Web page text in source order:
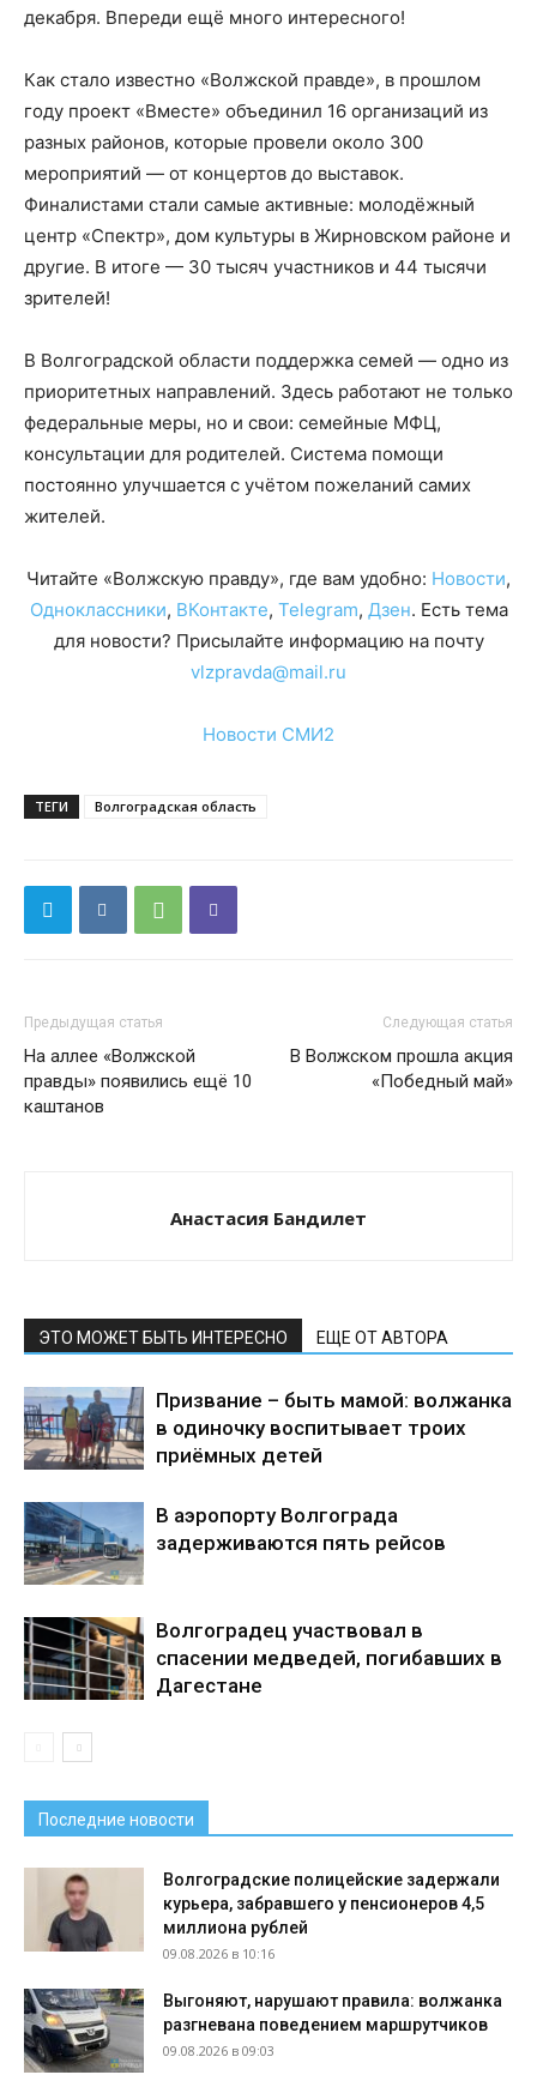
декабря. Впереди ещё много интересного!
Как стало известно «Волжской правде», в прошлом
году проект «Вместе» объединил 16 организаций из
разных районов, которые провели около 300
мероприятий — от концертов до выставок.
Финалистами стали самые активные: молодёжный
центр «Спектр», дом культуры в Жирновском районе и
другие. В итоге — 30 тысяч участников и 44 тысячи
зрителей!
В Волгоградской области поддержка семей — одно из
приоритетных направлений. Здесь работают не только
федеральные меры, но и свои: семейные МФЦ,
консультации для родителей. Система помощи
постоянно улучшается с учётом пожеланий самих
жителей.
Читайте «Волжскую правду», где вам удобно: Новости,
Одноклассники, ВКонтакте, Telegram, Дзен. Есть тема
для новости? Присылайте информацию на почту
vlzpravda@mail.ru
Новости СМИ2
ТЕГИ Волгоградская область
Предыдущая статья
На аллее «Волжской
правды» появились ещё 10
каштанов
Следующая статья
В Волжском прошла акция
«Победный май»
Анастасия Бандилет
ЭТО МОЖЕТ БЫТЬ ИНТЕРЕСНО ЕЩЕ ОТ АВТОРА
Призвание – быть мамой: волжанка
в одиночку воспитывает троих
приёмных детей
В аэропорту Волгограда
задерживаются пять рейсов
Волгоградец участвовал в
спасении медведей, погибавших в
Дагестане
Последние новости
Волгоградские полицейские задержали
курьера, забравшего у пенсионеров 4,5
миллиона рублей
09.08.2026 в 10:16
Выгоняют, нарушают правила: волжанка
разгневана поведением маршрутчиков
09.08.2026 в 09:03